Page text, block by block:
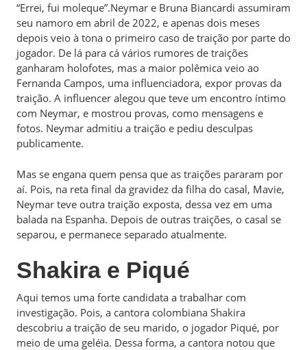
“Errei, fui moleque”.Neymar e Bruna Biancardi assumiram
seu namoro em abril de 2022, e apenas dois meses
depois veio à tona o primeiro caso de traição por parte do
jogador. De lá para cá vários rumores de traições
ganharam holofotes, mas a maior polêmica veio ao
Fernanda Campos, uma influenciadora, expor provas da
traição. A influencer alegou que teve um encontro íntimo
com Neymar, e mostrou provas, como mensagens e
fotos. Neymar admitiu a traição e pediu desculpas
publicamente.
Mas se engana quem pensa que as traições pararam por
aí. Pois, na reta final da gravidez da filha do casal, Mavie,
Neymar teve outra traição exposta, dessa vez em uma
balada na Espanha. Depois de outras traições, o casal se
separou, e permanece separado atualmente.
Shakira e Piqué
Aqui temos uma forte candidata a trabalhar com
investigação. Pois, a cantora colombiana Shakira
descobriu a traição de seu marido, o jogador Piqué, por
meio de uma geléia. Dessa forma, a cantora notou que